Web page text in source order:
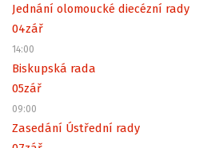
Jednání olomoucké diecézní rady
04zář
14:00
Biskupská rada
05zář
09:00
Zasedání Ústřední rady